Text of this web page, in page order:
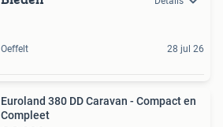
Oeffelt 28 jul 26
Euroland 380 DD Caravan - Compact en
Compleet